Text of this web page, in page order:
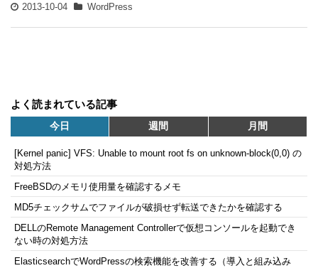
2013-10-04 WordPress
よく読まれている記事
今日 週間 月間
[Kernel panic] VFS: Unable to mount root fs on unknown-block(0,0) の
対処方法
FreeBSDのメモリ使用量を確認するメモ
MD5チェックサムでファイルが破損せず転送できたかを確認する
DELLのRemote Management Controllerで仮想コンソールを起動でき
ない時の対処方法
ElasticsearchでWordPressの検索機能を改善する（導入と組み込み